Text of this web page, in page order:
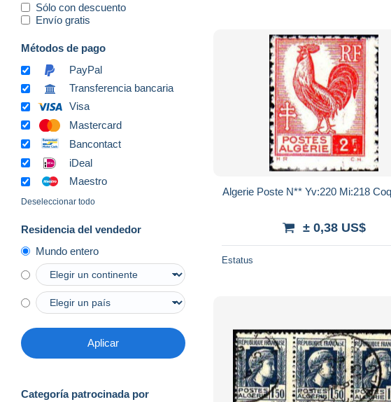
Sólo con descuento
Envío gratis
Métodos de pago
PayPal
Transferencia bancaria
Visa
Mastercard
Bancontact
iDeal
Maestro
Deseleccionar todo
Residencia del vendedor
Mundo entero
Aplicar
Categoría patrocinada por
Algerie Poste N** Yv:220 Mi:218 Coq
± 0,38 US$
Estatus